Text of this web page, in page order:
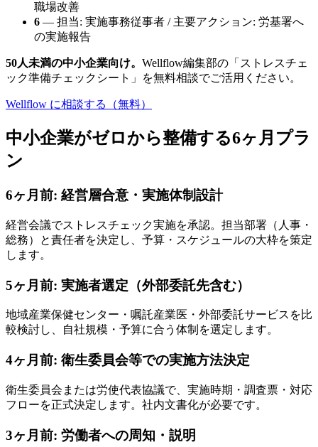
職場改善
6 — 担当: 実施事務従事者 / 主要アクション: 労基署へ
の実施報告
50人未満の中小企業向け。 Wellflow編集部の「ストレスチェ
ック準備チェックシート」を無料相談でご活用ください。
Wellflow に相談する（無料）
中小企業がゼロから整備する6ヶ月プラ
ン
6ヶ月前: 経営層合意・実施体制設計
経営会議でストレスチェック実施を承認。担当部署（人事・
総務）と責任者を決定し、予算・スケジュールの大枠を策定
します。
5ヶ月前: 実施者選定（外部委託先含む）
地域産業保健センター・嘱託産業医・外部委託サービスを比
較検討し、自社規模・予算に合う体制を選定します。
4ヶ月前: 衛生委員会等での実施方法決定
衛生委員会または労使代表協議で、実施時期・調査票・対応
フローを正式決定します。社内文書化が必要です。
3ヶ月前: 労働者への周知・説明